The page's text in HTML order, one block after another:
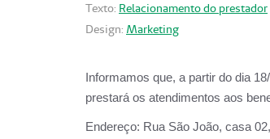
Texto: Relacionamento do prestador
Design: Marketing
Informamos que, a partir do dia
prestará os atendimentos aos
Endereço: Rua São João, casa